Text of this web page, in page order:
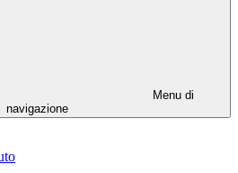
Menu di
navigazione